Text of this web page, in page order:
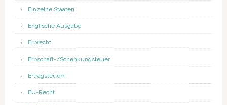
Einzelne Staaten
Englische Ausgabe
Erbrecht
Erbschaft-/Schenkungsteuer
Ertragsteuern
EU-Recht